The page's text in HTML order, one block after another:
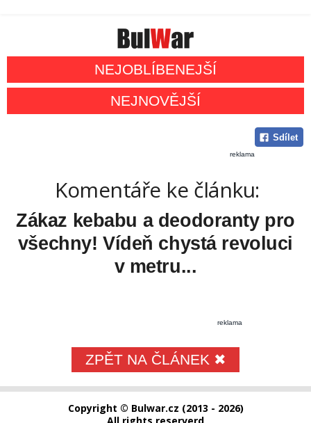
NEJOBLÍBENEJŠÍ
NEJNOVĚJŠÍ
Sdílet
reklama
Komentáře ke článku:
Zákaz kebabu a deodoranty pro
všechny! Vídeň chystá revoluci
v metru...
reklama
ZPĚT NA ČLÁNEK ✖
Copyright © Bulwar.cz (2013 - 2026)